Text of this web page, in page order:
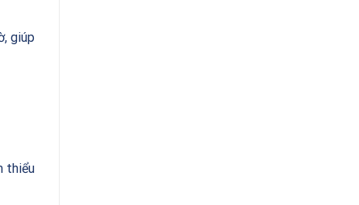
giúp
thiểu